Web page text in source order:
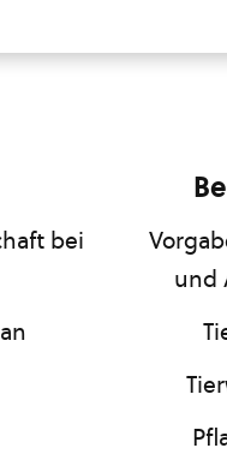
bei
und